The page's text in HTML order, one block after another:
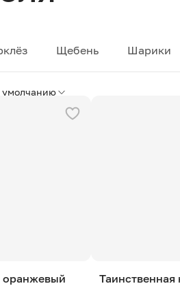
Щебень Шарики
умолчанию
оранжевый Таинственная